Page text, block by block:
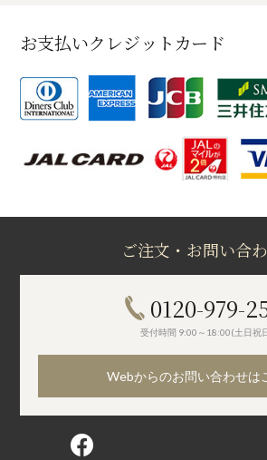
お支払いクレジットカード
ご注文・お問い合
0120-979-
受付時間 9:00～18:00(土日祝
Webからのお問い合わせは